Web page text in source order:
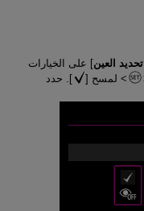
تحديد العين] على الخيارات
لمسح [
]. حدد